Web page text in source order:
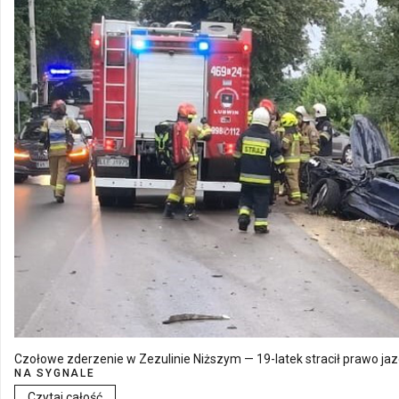
Czołowe zderzenie w Zezulinie Niższym — 19-latek stracił prawo
NA SYGNALE